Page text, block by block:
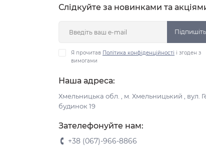
Слідкуйте за новинками та
Я прочитав Політика конфіденційності і згоден з
вимогами
Наша адреса:
Хмельницька обл. , м. Хмельницький , вул.
будинок 19
Зателефонуйте нам:
+38 (067)-966-8866